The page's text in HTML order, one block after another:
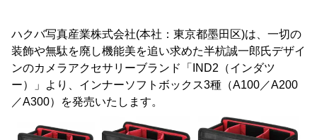
ハクバ写真産業株式会社(本社：東京都墨田区)は、一切の
装飾や無駄を廃し機能美を追い求めた半杭誠一郎氏デザイ
ンのカメラアクセサリーブランド「IND2（インダツ
ー）」より、インナーソフトボックス3種（A100／A200
／A300）を発売いたします。